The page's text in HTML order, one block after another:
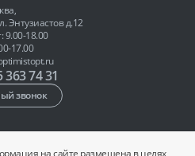
Энтузиастов д.12
9.00-18.00
17.00
363 74 31
звонок
на сайте размещена в целях